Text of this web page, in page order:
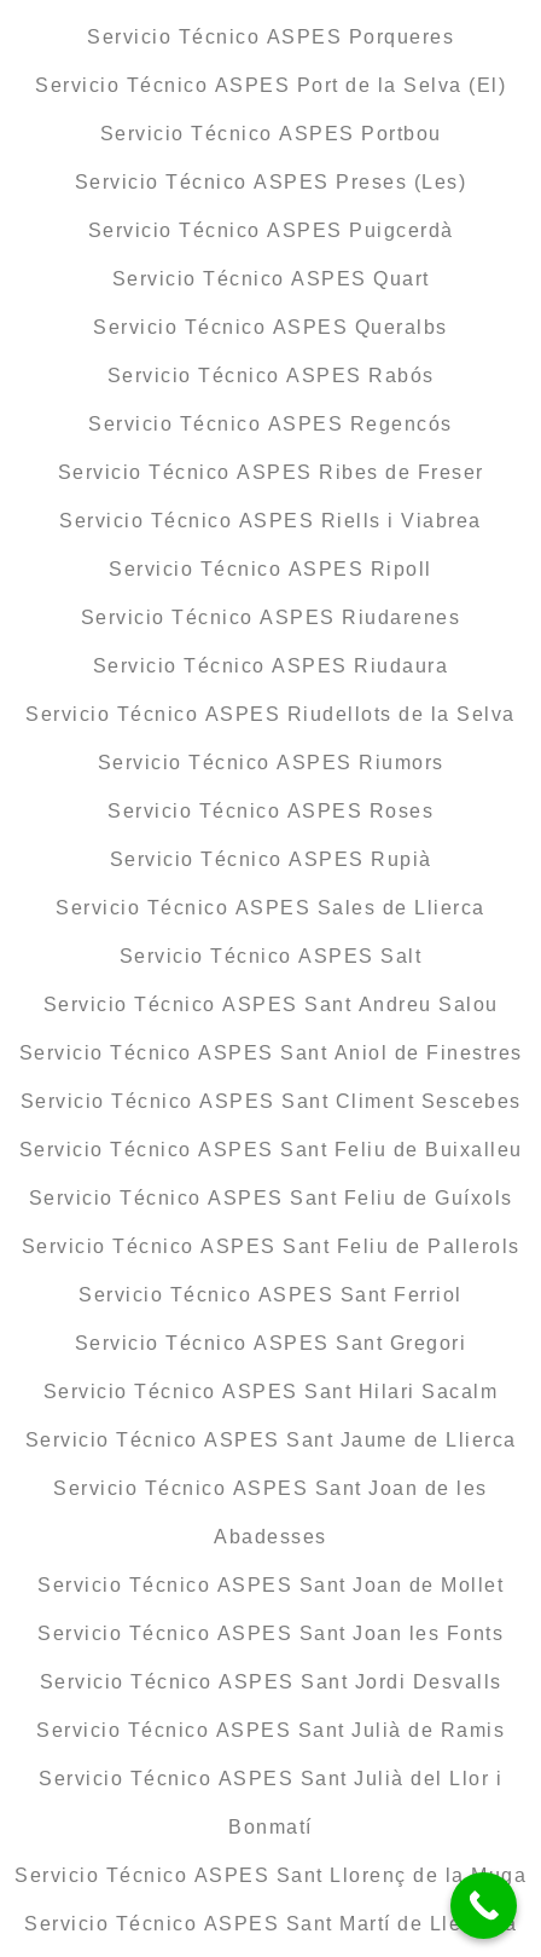
Servicio Técnico ASPES Porqueres
Servicio Técnico ASPES Port de la Selva (El)
Servicio Técnico ASPES Portbou
Servicio Técnico ASPES Preses (Les)
Servicio Técnico ASPES Puigcerdà
Servicio Técnico ASPES Quart
Servicio Técnico ASPES Queralbs
Servicio Técnico ASPES Rabós
Servicio Técnico ASPES Regencós
Servicio Técnico ASPES Ribes de Freser
Servicio Técnico ASPES Riells i Viabrea
Servicio Técnico ASPES Ripoll
Servicio Técnico ASPES Riudarenes
Servicio Técnico ASPES Riudaura
Servicio Técnico ASPES Riudellots de la Selva
Servicio Técnico ASPES Riumors
Servicio Técnico ASPES Roses
Servicio Técnico ASPES Rupià
Servicio Técnico ASPES Sales de Llierca
Servicio Técnico ASPES Salt
Servicio Técnico ASPES Sant Andreu Salou
Servicio Técnico ASPES Sant Aniol de Finestres
Servicio Técnico ASPES Sant Climent Sescebes
Servicio Técnico ASPES Sant Feliu de Buixalleu
Servicio Técnico ASPES Sant Feliu de Guíxols
Servicio Técnico ASPES Sant Feliu de Pallerols
Servicio Técnico ASPES Sant Ferriol
Servicio Técnico ASPES Sant Gregori
Servicio Técnico ASPES Sant Hilari Sacalm
Servicio Técnico ASPES Sant Jaume de Llierca
Servicio Técnico ASPES Sant Joan de les
Abadesses
Servicio Técnico ASPES Sant Joan de Mollet
Servicio Técnico ASPES Sant Joan les Fonts
Servicio Técnico ASPES Sant Jordi Desvalls
Servicio Técnico ASPES Sant Julià de Ramis
Servicio Técnico ASPES Sant Julià del Llor i
Bonmatí
Servicio Técnico ASPES Sant Llorenç de la Muga
Servicio Técnico ASPES Sant Martí de Llémena